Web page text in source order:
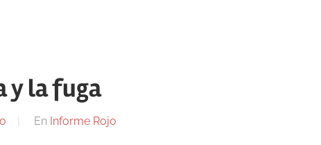
y la fuga
En Informe Rojo